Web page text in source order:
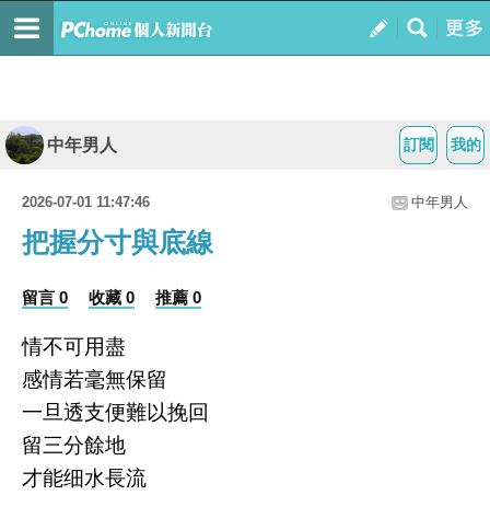
我的
訂閱
中年男人
2026-07-01 11:47:46 中年男人
把握分寸與底線
留言 0 收藏 0 推薦 0
情不可用盡
感情若毫無保留
一旦透支便難以挽回
留三分餘地
才能细水長流